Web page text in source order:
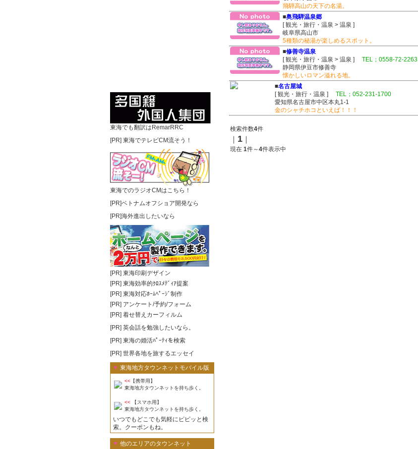
東海でも翻訳はRemarRRC
[PR] 東海でテレビCM流そう！
東海でのラジオCMはこちら！
[PR]ベトナムオフショア開発なら
[PR]海外進出したいなら
[PR] 東海印刷デザイン
[PR] 東海効率的ｸﾛｽﾒﾃﾞｨｱ提案
[PR] 東海対応ﾎｰﾑﾍﾟｰｼﾞ制作
[PR] アンケート/予約/フォーム
[PR] 着せ替えカーフィルム
[PR] 英会話を勉強したいなら。
[PR] 東海の婚活ﾊﾟｰﾃｨを検索
[PR] 世界各地を旅するエッセイ
▼ 東海地方タウンネットモバイル版
<< 【携帯用】
東海地方タウンネットを持ち歩く。
<< 【スマホ用】
東海地方タウンネットを持ち歩く。
いつでもどこでも気軽にピピッと検
索。クーポンもね。
▼ 他のエリアのタウンネット
飛騨高山の天下の名湯。
■奥飛騨温泉郷
[ 観光・旅行・温泉 > 温泉 ]
岐阜県高山市
5種類の秘湯が楽しめるスポット。
■修善寺温泉
[ 観光・旅行・温泉 > 温泉 ] TEL；0558-72-2263
静岡県伊豆市修善寺
懐かしいロマン溢れる地。
■名古屋城
[ 観光・旅行・温泉 ] TEL；052-231-1700
愛知県名古屋市中区本丸1-1
金のシャチホコといえば！！！
検索件数4件
｜ 1 ｜
現在 1件～4件表示中